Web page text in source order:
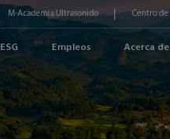
ESG Empleos Acerca
M-Academia Ultrasonido Centro de